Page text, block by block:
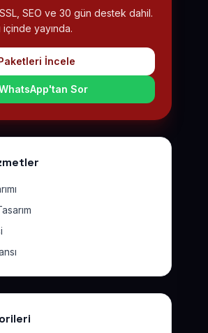
SEO ve 30 gün destek dahil.
yayında.
İncele
Sor